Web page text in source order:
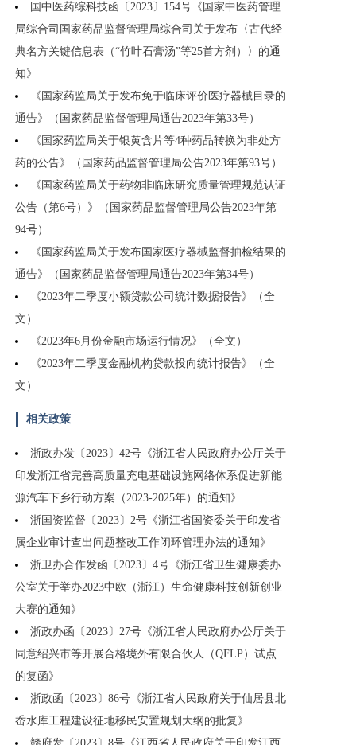
国中医药综科技函〔2023〕154号《国家中医药管理
局综合司国家药品监督管理局综合司关于发布〈古代经
典名方关键信息表（“竹叶石膏汤”等25首方剂）〉的通
知》
《国家药监局关于发布免于临床评价医疗器械目录的
通告》（国家药品监督管理局通告2023年第33号）
《国家药监局关于银黄含片等4种药品转换为非处方
药的公告》（国家药品监督管理局公告2023年第93号）
《国家药监局关于药物非临床研究质量管理规范认证
公告（第6号）》（国家药品监督管理局公告2023年第
94号）
《国家药监局关于发布国家医疗器械监督抽检结果的
通告》（国家药品监督管理局通告2023年第34号）
《2023年二季度小额贷款公司统计数据报告》（全
文）
《2023年6月份金融市场运行情况》（全文）
《2023年二季度金融机构贷款投向统计报告》（全
文）
相关政策
浙政办发〔2023〕42号《浙江省人民政府办公厅关于
印发浙江省完善高质量充电基础设施网络体系促进新能
源汽车下乡行动方案（2023-2025年）的通知》
浙国资监督〔2023〕2号《浙江省国资委关于印发省
属企业审计查出问题整改工作闭环管理办法的通知》
浙卫办合作发函〔2023〕4号《浙江省卫生健康委办
公室关于举办2023中欧（浙江）生命健康科技创新创业
大赛的通知》
浙政办函〔2023〕27号《浙江省人民政府办公厅关于
同意绍兴市等开展合格境外有限合伙人（QFLP）试点
的复函》
浙政函〔2023〕86号《浙江省人民政府关于仙居县北
岙水库工程建设征地移民安置规划大纲的批复》